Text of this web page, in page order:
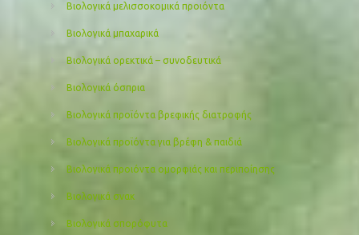
Βιολογικά μελισσοκομικά προιόντα
Βιολογικά μπαχαρικά
Βιολογικά ορεκτικά – συνοδευτικά
Βιολογικά όσπρια
Βιολογικά προϊόντα βρεφικής διατροφής
Βιολογικά προϊόντα για βρέφη & παιδιά
Βιολογικά προιόντα ομορφιάς και περιποίησης
Βιολογικά σνακ
Βιολογικά σπορόφυτα